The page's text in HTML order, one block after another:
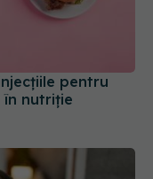
pentru
în nutriție